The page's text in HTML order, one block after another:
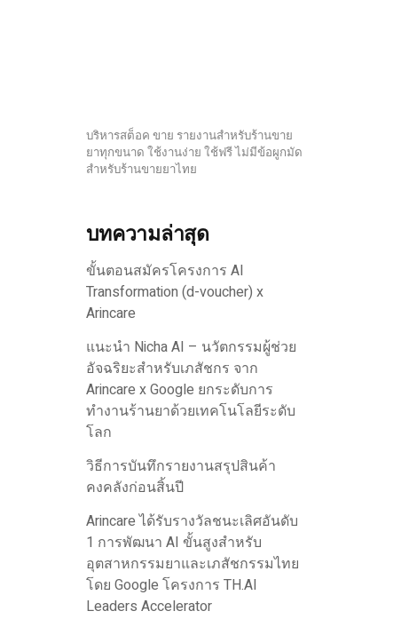
บริหารสต็อค ขาย รายงานสำหรับร้านขาย
ยาทุกขนาด ใช้งานง่าย ใช้ฟรี ไม่มีข้อผูกมัด
สำหรับร้านขายยาไทย
บทความล่าสุด
ขั้นตอนสมัครโครงการ AI
Transformation (d-voucher) x
Arincare
แนะนำ Nicha AI – นวัตกรรมผู้ช่วย
อัจฉริยะสำหรับเภสัชกร จาก
Arincare x Google ยกระดับการ
ทำงานร้านยาด้วยเทคโนโลยีระดับ
โลก
วิธีการบันทึกรายงานสรุปสินค้า
คงคลังก่อนสิ้นปี
Arincare ได้รับรางวัลชนะเลิศอันดับ
1 การพัฒนา AI ขั้นสูงสำหรับ
อุตสาหกรรมยาและเภสัชกรรมไทย
โดย Google โครงการ TH.AI
Leaders Accelerator